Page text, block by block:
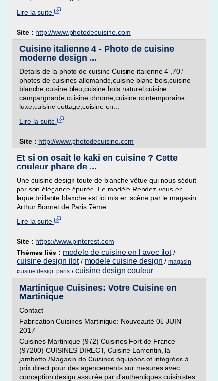
Lire la suite
Site : http://www.photodecuisine.com
Cuisine italienne 4 - Photo de cuisine
moderne design ...
Details de la photo de cuisine Cuisine italienne 4 ,707
photos de cuisines allemande,cuisine blanc bois,cuisine
blanche,cuisine bleu,cuisine bois naturel,cuisine
campargnarde,cuisine chrome,cuisine contemporaine
luxe,cuisine cottage,cuisine en...
Lire la suite
Site : http://www.photodecuisine.com
Et si on osait le kaki en cuisine ? Cette
couleur phare de ...
Une cuisine design toute de blanche vêtue qui nous séduit
par son élégance épurée. Le modèle Rendez-vous en
laque brillante blanche est ici mis en scène par le magasin
Arthur Bonnet de Paris 7ème....
Lire la suite
Site : https://www.pinterest.com
Thèmes liés : modele de cuisine en l avec ilot/
cuisine design ilot/ modele cuisine design / magasin
cuisine design paris / cuisine design couleur
Martinique Cuisines: Votre Cuisine en
Martinique
Contact
Fabrication Cuisines Martinique: Nouveauté 05 JUIN
2017
Cuisines Martinique (972) Cuisines Fort de France
(97200) CUISINES DIRECT, Cuisine Lamentin, la
jambette /Magasin de Cuisines équipées et intégrées à
prix direct pour des agencements sur mesures avec
conception design assurée par d'authentiques cuisinistes